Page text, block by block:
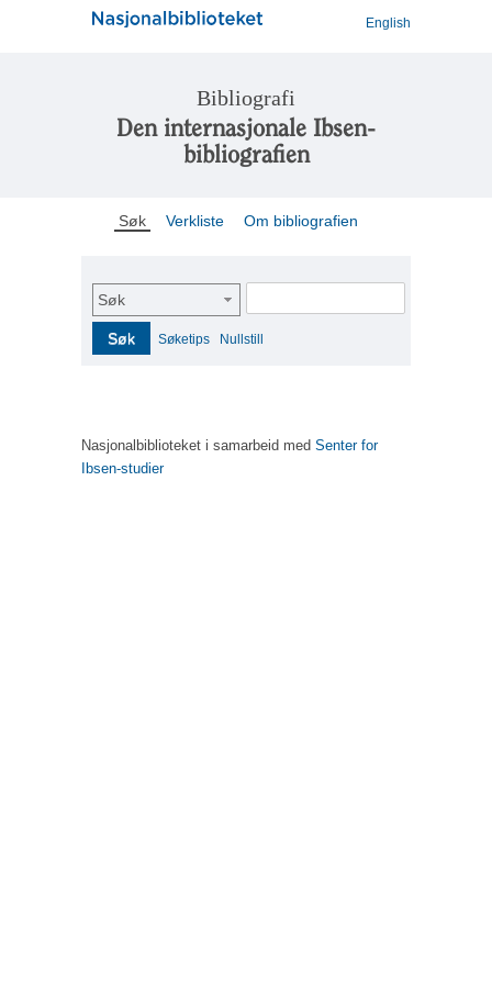
English
Bibliografi
Den internasjonale Ibsen-
bibliografien
Søk Verkliste Om bibliografien
Søk
Søk Søketips Nullstill
Nasjonalbiblioteket i samarbeid med Senter for
Ibsen-studier